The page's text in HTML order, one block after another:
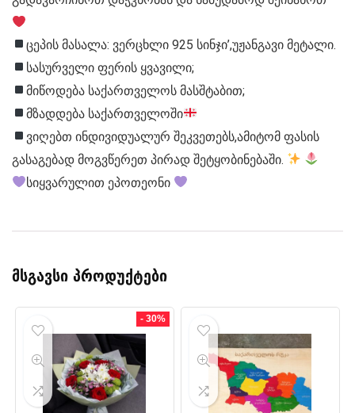
ცეპის მასალა: ვერცხლი 925 სინჯი’,უჟანგავი მეტალი.
სასურველი ფერის ყვავილი;
მიწოდება საქართველოს მასშტაბით;
მზადდება საქართველოში
ვიღებთ ინდივიდუალურ შეკვეთებს,ამიტომ ფასის
გასაგებად მოგვწერეთ პირად შეტყობინებაში.
სიყვარულით ეპოთეონი
მსგავსი პროდუქტები
- 30%